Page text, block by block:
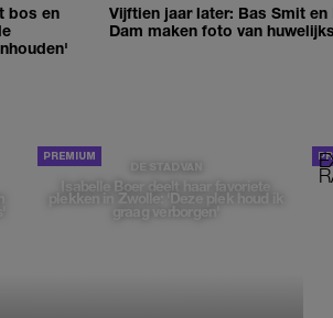
bos en
Vijftien jaar later: Bas Smit en
Dam maken foto van
DE STAD VAN
Isabelle Boer deelt haar favoriete
plekken in Zwolle: 'Deze plek houd ik
graag verborgen'